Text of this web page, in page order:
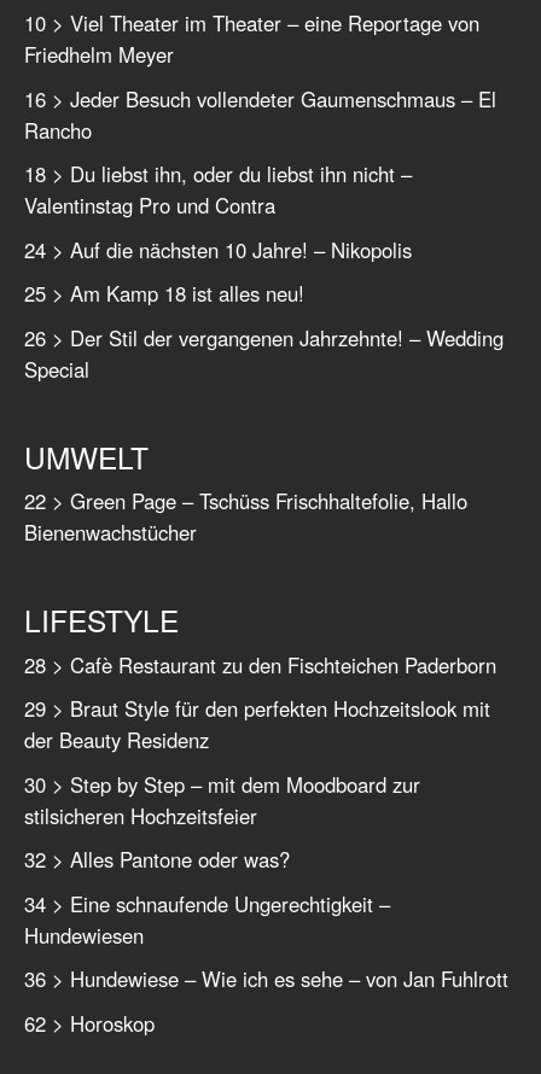
10 > Viel Theater im Theater – eine Reportage von
Friedhelm Meyer
16 > Jeder Besuch vollendeter Gaumenschmaus – El
Rancho
18 > Du liebst ihn, oder du liebst ihn nicht –
Valentinstag Pro und Contra
24 > Auf die nächsten 10 Jahre! – Nikopolis
25 > Am Kamp 18 ist alles neu!
26 > Der Stil der vergangenen Jahrzehnte! – Wedding
Special
UMWELT
22 > Green Page – Tschüss Frischhaltefolie, Hallo
Bienenwachstücher
LIFESTYLE
28 > Cafè Restaurant zu den Fischteichen Paderborn
29 > Braut Style für den perfekten Hochzeitslook mit
der Beauty Residenz
30 > Step by Step – mit dem Moodboard zur
stilsicheren Hochzeitsfeier
32 > Alles Pantone oder was?
34 > Eine schnaufende Ungerechtigkeit –
Hundewiesen
36 > Hundewiese – Wie ich es sehe – von Jan Fuhlrott
62 > Horoskop